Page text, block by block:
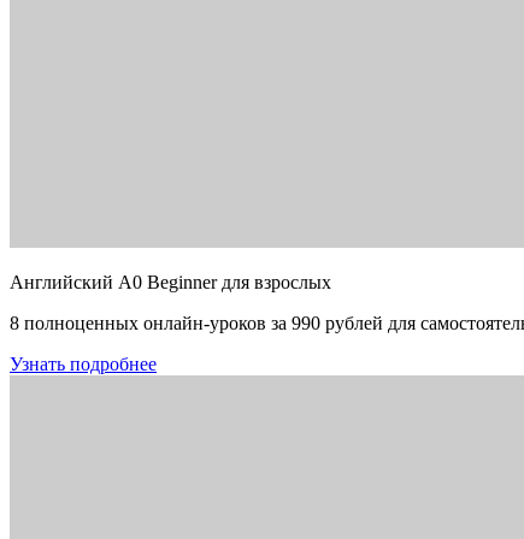
Английский A0 Beginner для взрослых
8 полноценных онлайн-уроков за 990 рублей для
Узнать подробнее